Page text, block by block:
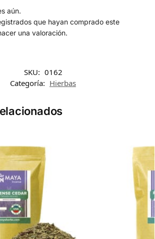
aún.
que hayan comprado este
una valoración.
SKU: 0162
Categoría: Hierbas